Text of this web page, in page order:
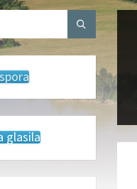
glasila